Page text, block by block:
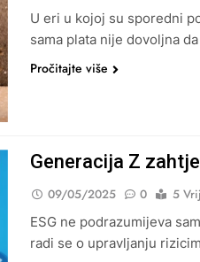
U eri u kojoj su sporedni
sama plata nije dovoljna
Pročitajte više
Generacija Z
09/05/2025 0
5
ESG ne podrazumijeva
radi se o upravljanju